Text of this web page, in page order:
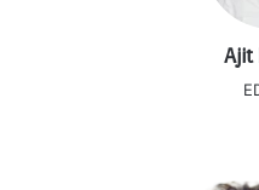
Ajit